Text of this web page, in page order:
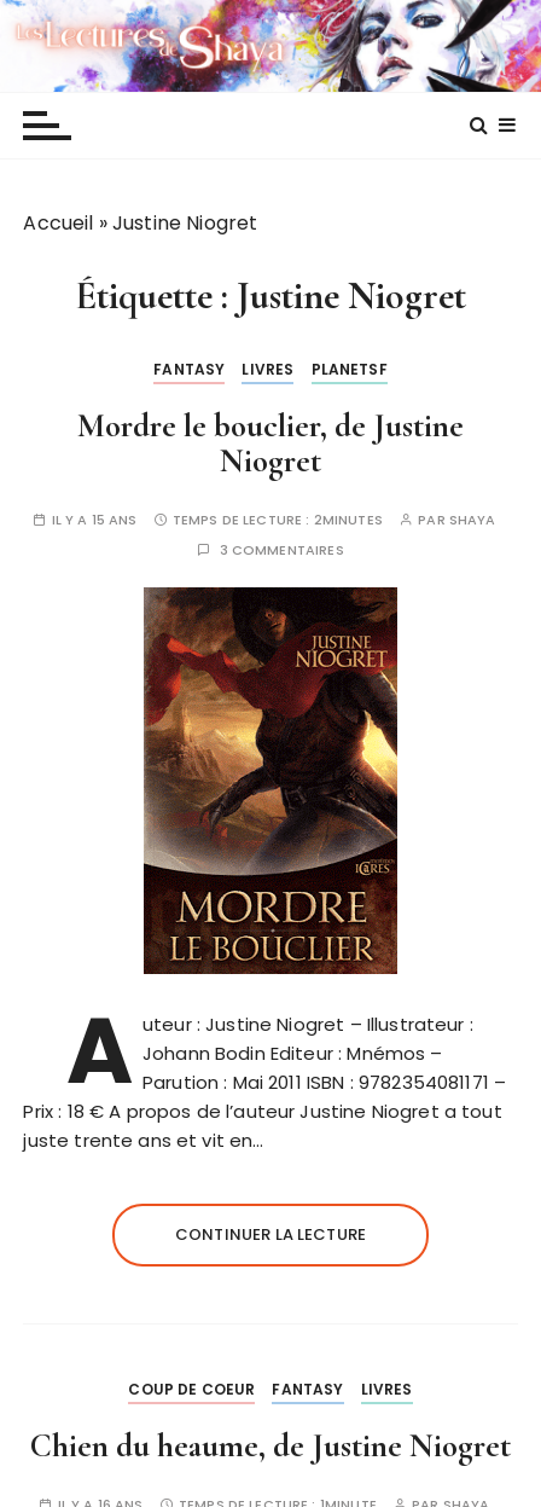
P
Les lectures de Shaya
Accueil »Justine Niogret
Étiquette : Justine Niogret
FANTASY LIVRES PLANETSF
Mordre le bouclier, de Justine
Niogret
IL Y A 15 ANS TEMPS DE LECTURE : 2MINUTES PAR SHAYA
3 COMMENTAIRES
A uteur : Justine Niogret – Illustrateur :
Johann Bodin Editeur : Mnémos –
Parution : Mai 2011 ISBN : 9782354081171 –
Prix : 18 € A propos de l’auteur Justine Niogret a tout
juste trente ans et vit en…
CONTINUER LA LECTURE
COUP DE COEUR FANTASY LIVRES
Chien du heaume, de Justine Niogret